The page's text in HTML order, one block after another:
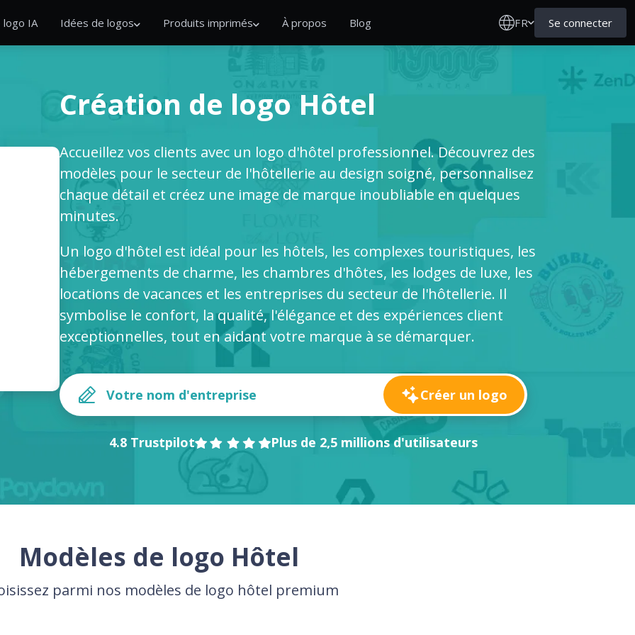
logo IA Idées de logos Produits imprimés À propos Blog FR Se connecter
Création de logo Hôtel
Accueillez vos clients avec un logo d'hôtel professionnel. Découvrez des
modèles pour le secteur de l'hôtellerie au design soigné, personnalisez
chaque détail et créez une image de marque inoubliable en quelques
minutes.
Un logo d'hôtel est idéal pour les hôtels, les complexes touristiques, les
hébergements de charme, les chambres d'hôtes, les lodges de luxe, les
locations de vacances et les entreprises du secteur de l'hôtellerie. Il
symbolise le confort, la qualité, l'élégance et des expériences client
exceptionnelles, tout en aidant votre marque à se démarquer.
Créer un logo
4.8 Trustpilot Plus de 2,5 millions d'utilisateurs
Modèles de logo Hôtel
parmi nos modèles de logo hôtel premium